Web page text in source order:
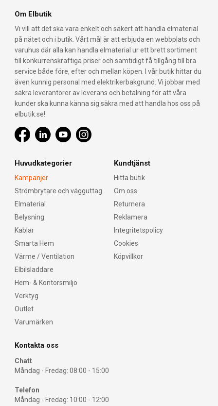
Om Elbutik
Vi vill att det ska vara enkelt och säkert att handla elmaterial
på nätet och i butik. Vårt mål är att erbjuda en webbplats och
varuhus där alla kan handla elmaterial ur ett brett sortiment
till konkurrenskraftiga priser och samtidigt få tillgång till bra
service både före, efter och mellan köpen. I vår butik hittar du
även kunnig personal med elektrikerbakgrund. Vi jobbar med
säkra leverantörer av leverans och betalning för att våra
kunder ska kunna känna sig säkra med att handla hos oss på
elbutik.se!
Huvudkategorier
Kampanjer
Strömbrytare och vägguttag
Elmaterial
Belysning
Kablar
Smarta Hem
Värme / Ventilation
Elbilsladdare
Hem- & Kontorsmiljö
Verktyg
Outlet
Varumärken
Kundtjänst
Hitta butik
Om oss
Returnera
Reklamera
Integritetspolicy
Cookies
Köpvillkor
Kontakta oss
Chatt
Måndag - Fredag: 08:00 - 15:00
Telefon
Måndag - Fredag: 10:00 - 12:00